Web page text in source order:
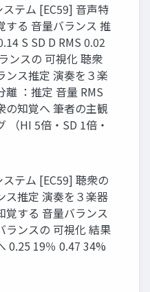
テム [EC59] 音声特
する 音量バランス 推
S SD D RMS 0.02
ンスの 可視化 聴衆
ンス推定 演奏を３楽
離 ：推定 音量 RMS
の知覚へ 筆者の主観
（HI 5倍・SD 1倍・
テム [EC59] 聴衆の
ス推定 演奏を３楽器
覚する 音量バランス
ランスの 可視化 結果
0.25 19％ 0.47 34%